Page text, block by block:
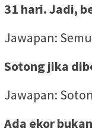
31 hari. Jadi,
Jawapan:
Sotong jika
Jawapan:
Ada ekor